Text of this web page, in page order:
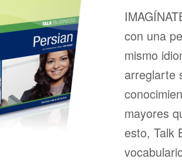
con una
mismo
arreglarte
mayores
esto, Talk